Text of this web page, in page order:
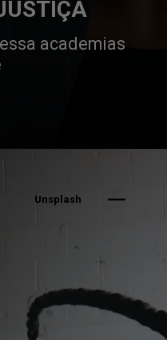
academias
Unsplash